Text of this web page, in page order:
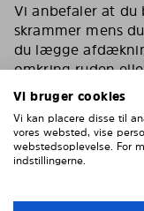
Vi anbefaler at du
skrammer mens
du lægge
omkring ruden
af.
Vi bruger cookies
Vi kan placere disse til
vores websted, vise
webstedsoplevelse. For
indstillingerne.